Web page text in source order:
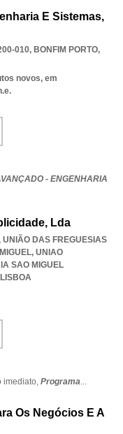
E Sistemas,
010, BONFIM PORTO,
novos, em
- ENGENHARIA
Lda
DAS FREGUESIAS
, UNIAO
SAO MIGUEL
LISBOA
imediato, Programa...
Os Negócios E A